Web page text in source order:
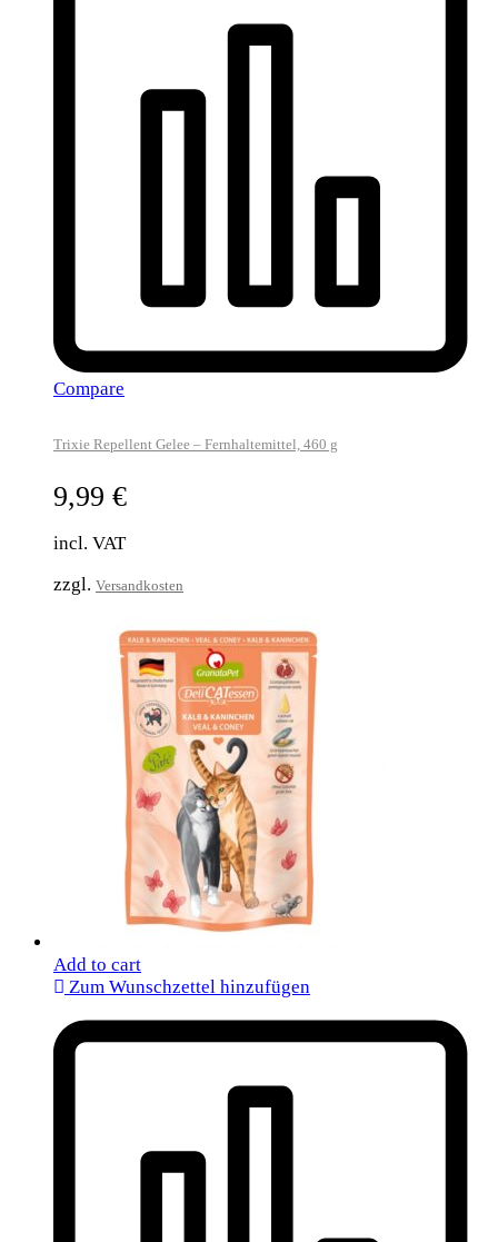
Compare
Trixie Repellent Gelee – Fernhaltemittel, 460 g
9,99 €
incl. VAT
zzgl. Versandkosten
Add to cart
Zum Wunschzettel hinzufügen